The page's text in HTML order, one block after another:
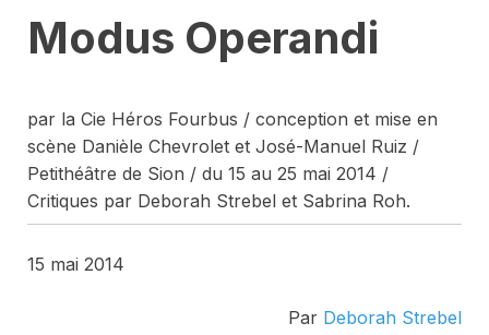
Modus Operandi
par la Cie Héros Fourbus / conception et mise en
scène Danièle Chevrolet et José-Manuel Ruiz /
Petithéâtre de Sion / du 15 au 25 mai 2014 /
Critiques par Deborah Strebel et Sabrina Roh.
15 mai 2014
Par Deborah Strebel